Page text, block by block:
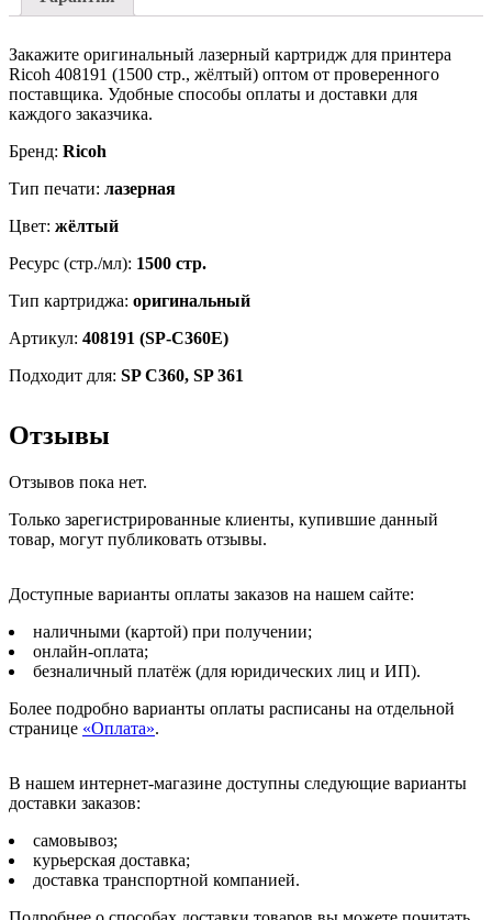
C360SFNw/
желтый,
ресурс
1500
страниц
Закажите оригинальный лазерный картридж для принтера
Ricoh 408191 (1500 стр., жёлтый) оптом от проверенного
поставщика. Удобные способы оплаты и доставки для
каждого заказчика.
Бренд: Ricoh
Тип печати: лазерная
Цвет: жёлтый
Ресурс (стр./мл): 1500 стр.
Тип картриджа: оригинальный
Артикул: 408191 (SP-C360E)
Подходит для: SP C360, SP 361
Отзывы
Отзывов пока нет.
Только зарегистрированные клиенты, купившие данный
товар, могут публиковать отзывы.
Доступные варианты оплаты заказов на нашем сайте:
наличными (картой) при получении;
онлайн-оплата;
безналичный платёж (для юридических лиц и ИП).
Более подробно варианты оплаты расписаны на отдельной
странице «Оплата».
В нашем интернет-магазине доступны следующие варианты
доставки заказов:
самовывоз;
курьерская доставка;
доставка транспортной компанией.